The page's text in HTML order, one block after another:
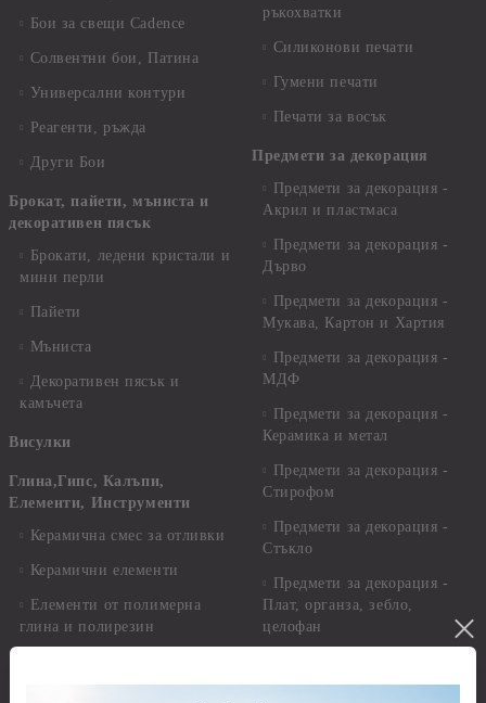
Бои за свещи Cadence
Солвентни бои, Патина
Универсални контури
Реагенти, ръжда
Други Бои
Брокат, пайети, мъниста и
декоративен пясък
Брокати, ледени кристали и
мини перли
Пайети
Мъниста
Декоративен пясък и
камъчета
Висулки
Глина,Гипс, Калъпи,
Елементи, Инструменти
Керамична смес за отливки
Керамични елементи
Елементи от полимерна
глина и полирезин
ръкохватки
Силиконови печати
Гумени печати
Печати за восък
Предмети за декорация
Предмети за декорация -
Акрил и пластмаса
Предмети за декорация -
Дърво
Предмети за декорация -
Мукава, Картон и Хартия
Предмети за декорация -
МДФ
Предмети за декорация -
Керамика и метал
Предмети за декорация -
Стирофом
Предмети за декорация -
Стъкло
Предмети за декорация -
Плат, органза, зебло,
целофан